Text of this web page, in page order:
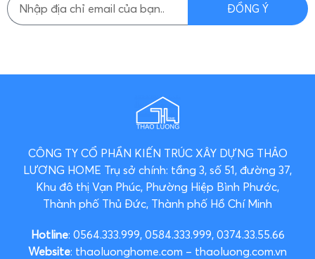
ĐỒNG Ý
CÔNG TY CỔ PHẦN KIẾN TRÚC XÂY DỰNG THẢO
LƯƠNG HOME Trụ sở chính: tầng 3, số 51, đường 37,
Khu đô thị Vạn Phúc, Phường Hiệp Bình Phước,
Thành phố Thủ Đức, Thành phố Hồ Chí Minh
Hotline: 0564.333.999, 0584.333.999, 0374.33.55.66
Website: thaoluonghome.com – thaoluong.com.vn